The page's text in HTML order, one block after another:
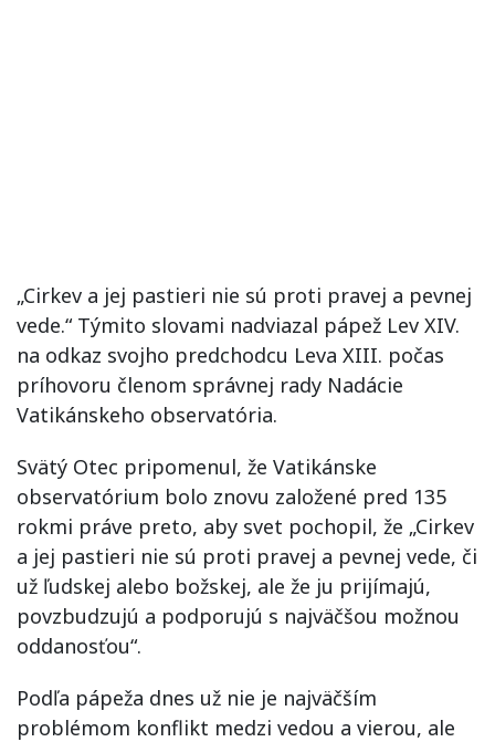
„Cirkev a jej pastieri nie sú proti pravej a pevnej
vede.“ Týmito slovami nadviazal pápež Lev XIV.
na odkaz svojho predchodcu Leva XIII. počas
príhovoru členom správnej rady Nadácie
Vatikánskeho observatória.
Svätý Otec pripomenul, že Vatikánske
observatórium bolo znovu založené pred 135
rokmi práve preto, aby svet pochopil, že „Cirkev
a jej pastieri nie sú proti pravej a pevnej vede, či
už ľudskej alebo božskej, ale že ju prijímajú,
povzbudzujú a podporujú s najväčšou možnou
oddanosťou“.
Podľa pápeža dnes už nie je najväčším
problémom konflikt medzi vedou a vierou, ale